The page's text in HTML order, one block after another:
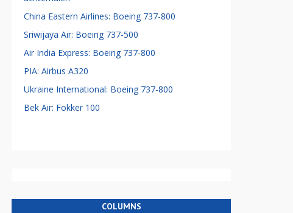
China Eastern Airlines: Boeing 737-800
Sriwijaya Air: Boeing 737-500
Air India Express: Boeing 737-800
PIA: Airbus A320
Ukraine International: Boeing 737-800
Bek Air: Fokker 100
COLUMNS